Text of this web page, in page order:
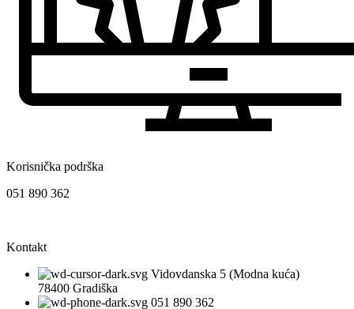
Korisnička podrška
051 890 362
Kontakt
Vidovdanska 5 (Modna kuća)
78400 Gradiška
051 890 362